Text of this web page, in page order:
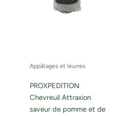
Appâtages et leurres
PROXPEDITION
Chevreuil Attraxion
saveur de pomme et de